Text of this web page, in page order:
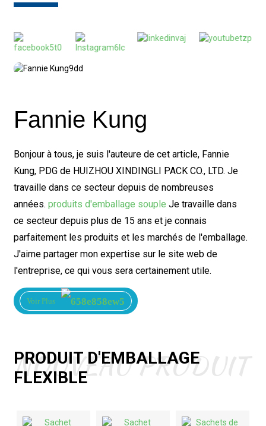
Fannie Kung
Bonjour à tous, je suis l'auteure de cet article, Fannie
Kung, PDG de HUIZHOU XINDINGLI PACK CO., LTD. Je
travaille dans ce secteur depuis de nombreuses
années. produits d'emballage souple Je travaille dans
ce secteur depuis plus de 15 ans et je connais
parfaitement les produits et les marchés de l'emballage.
J'aime partager mon expertise sur le site web de
l'entreprise, ce qui vous sera certainement utile.
Voir Plus
PRODUIT D'EMBALLAGE
FLEXIBLE
NOUVEAU PRODUIT